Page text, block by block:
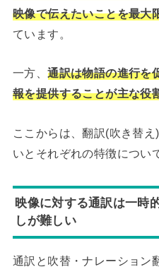
映像で伝えたいことを最大
ています。
一方、通訳は物語の進行を
報を提供することが主な役
ここからは、翻訳(吹き替
いとそれぞれの特徴につい
映像に対する通訳は一時
しが難しい
通訳と吹替・ナレーション